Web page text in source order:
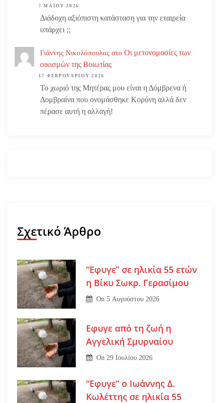
7 ΜΑΪ́ΟΥ 2026
Διάδοχη αξιόπιστη κατάσταση για την εταιρεία
υπάρχει ;;
Γιάννης Νικολόπουλος στο Οι μετονομασίες των
οικισμών της Βοιωτίας
17 ΦΕΒΡΟΥΑΡΊΟΥ 2026
Το χωριό της Μητέρας μου είναι η Δόμβρενα ή
Δομβραίνα που ονομάσθηκε Κορύνη αλλά δεν
πέρασε αυτή η αλλαγή!
Σχετικό Άρθρο
“Εφυγε” σε ηλικία 55 ετών
η Βίκυ Σωκρ. Γερασίμου
On5 Αυγούστου 2026
Εφυγε από τη ζωή η
Αγγελική Σμυρναίου
On29 Ιουλίου 2026
“Εφυγε” ο Ιωάννης Δ.
Κωλέττης σε ηλικία 55